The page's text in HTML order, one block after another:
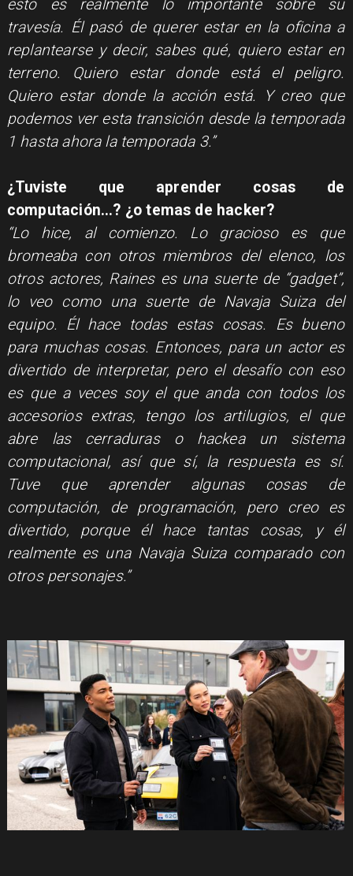
esto es realmente lo importante sobre su
travesía. Él pasó de querer estar en la oficina a
replantearse y decir, sabes qué, quiero estar en
terreno. Quiero estar donde está el peligro.
Quiero estar donde la acción está. Y creo que
podemos ver esta transición desde la temporada
1 hasta ahora la temporada 3.”
¿Tuviste que aprender cosas de
computación...? ¿o temas de hacker?
“Lo hice, al comienzo. Lo gracioso es que
bromeaba con otros miembros del elenco, los
otros actores, Raines es una suerte de “gadget”,
lo veo como una suerte de Navaja Suiza del
equipo. Él hace todas estas cosas. Es bueno
para muchas cosas. Entonces, para un actor es
divertido de interpretar, pero el desafío con eso
es que a veces soy el que anda con todos los
accesorios extras, tengo los artilugios, el que
abre las cerraduras o hackea un sistema
computacional, así que sí, la respuesta es sí.
Tuve que aprender algunas cosas de
computación, de programación, pero creo es
divertido, porque él hace tantas cosas, y él
realmente es una Navaja Suiza comparado con
otros personajes.”